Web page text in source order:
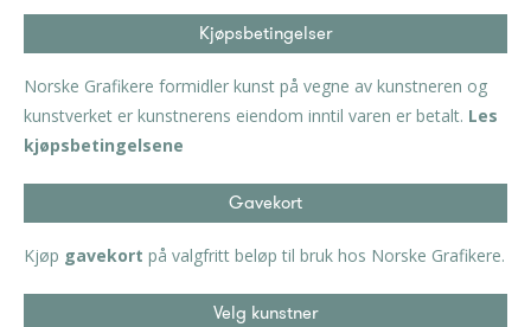
Kjøpsbetingelser
Norske Grafikere formidler kunst på vegne av kunstneren og
kunstverket er kunstnerens eiendom inntil varen er betalt. Les
kjøpsbetingelsene
Gavekort
Kjøp gavekort på valgfritt beløp til bruk hos Norske Grafikere.
Velg kunstner